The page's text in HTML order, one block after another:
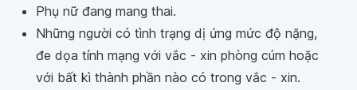
Phụ nữ đang mang thai.
Những người có tình trạng dị ứng mức độ nặng,
đe dọa tính mạng với vắc - xin phòng cúm hoặc
với bất kì thành phần nào có trong vắc - xin.